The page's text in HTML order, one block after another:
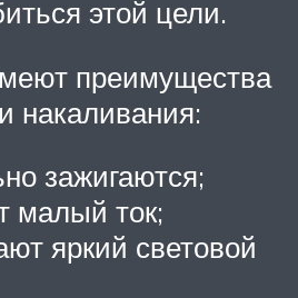
этой цели.
преимущества
накаливания:
зажигаются;
малый ток;
яркий световой